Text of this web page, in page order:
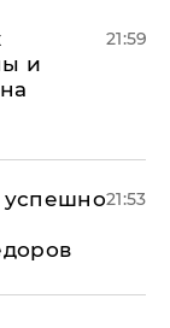
и
21:59
успешно21:53